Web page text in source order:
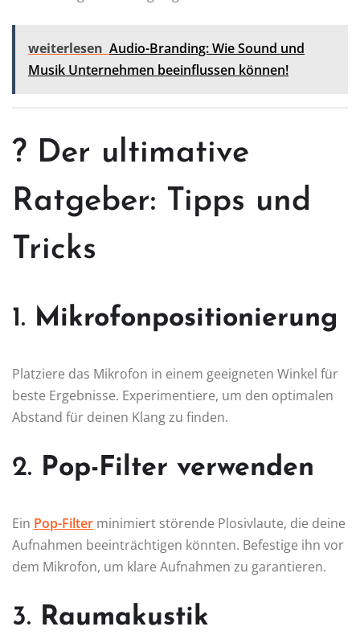
weiterlesen Audio-Branding: Wie Sound und
Musik Unternehmen beeinflussen können!
? Der ultimative
Ratgeber: Tipps und
Tricks
1. Mikrofonpositionierung
Platziere das Mikrofon in einem geeigneten Winkel für
beste Ergebnisse. Experimentiere, um den optimalen
Abstand für deinen Klang zu finden.
2. Pop-Filter verwenden
Ein Pop-Filter minimiert störende Plosivlaute, die deine
Aufnahmen beeinträchtigen könnten. Befestige ihn vor
dem Mikrofon, um klare Aufnahmen zu garantieren.
3. Raumakustik